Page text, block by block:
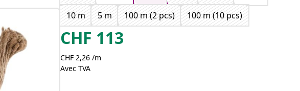
10 m
5 m 100 m (2 pcs) 100 m (10 pcs)
CHF 113
CHF 2,26 /m
Avec TVA